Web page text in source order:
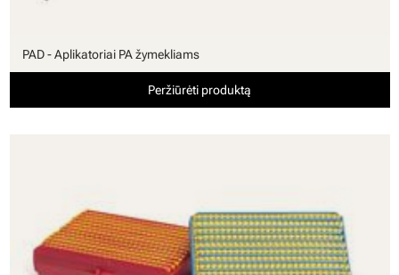
PAD - Aplikatoriai PA žymekliams
Peržiūrėti produktą